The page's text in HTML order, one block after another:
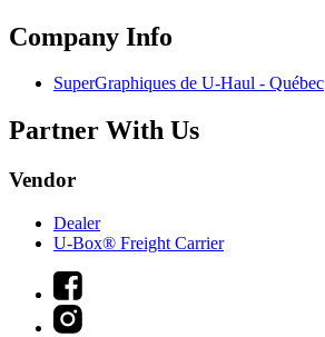
Company Info
SuperGraphiques de U-Haul - Québec
Partner With Us
Vendor
Dealer
U-Box® Freight Carrier